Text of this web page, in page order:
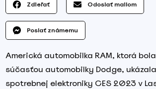
Zdieľať Odoslať mailom
Poslať známemu
Americká automobilka RAM, ktorá
súčasťou automobilky Dodge,
spotrebnej elektroniky CES 2023 v